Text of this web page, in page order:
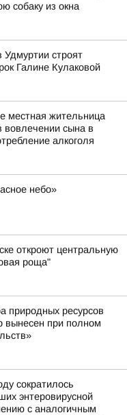
собаку из окна
строят
Галине Кулаковой
местная жительница
вовлечении сына в
алкоголя
небо»
откроют центральную
роща"
природных ресурсов
вынесен при полном
сократилось
энтеровирусной
с аналогичным